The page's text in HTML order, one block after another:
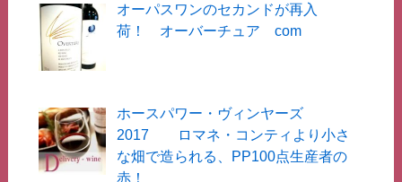
オーパスワンのセカンドが再入
荷！ オーバーチュア com
ホースパワー・ヴィンヤーズ
2017 ロマネ・コンティより小さ
な畑で造られる、PP100点生産者の
赤！